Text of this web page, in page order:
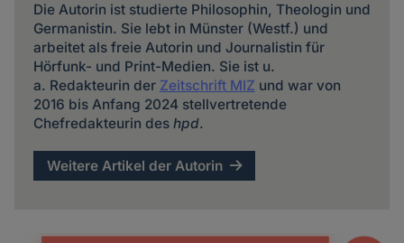
Die Autorin ist studierte Philosophin, Theologin und
Germanistin. Sie lebt in Münster (Westf.) und
arbeitet als freie Autorin und Journalistin für
Hörfunk- und Print-Medien. Sie ist u.
a. Redakteurin der Zeitschrift MIZ und war von
2016 bis Anfang 2024 stellvertretende
Chefredakteurin des hpd.
Weitere Artikel der Autorin